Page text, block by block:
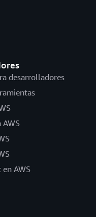
desarrolladores
AWS
en AWS